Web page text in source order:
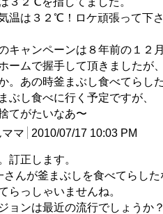
温は３２℃！ロケ頑張って下
キャンペーンは８年前の１２
ームで握手して頂きましたが
。あの時釜まぶし食べてらし
ぶし食べに行く予定ですが、
てがたいなあ〜
マ
2010/07/17 10:03 PM
訂正します。
さんが釜まぶしを食べてらした
らっしゃいませんね。
ョンは最近の流行でしょうか